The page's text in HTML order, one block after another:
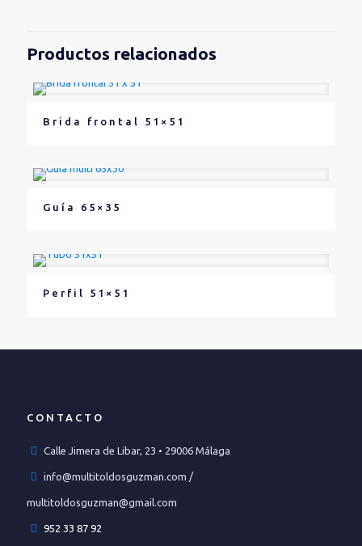
Productos relacionados
Brida frontal 51×51
Guía 65×35
Perfil 51×51
CONTACTO
Calle Jimera de Libar, 23 • 29006 Málaga
info@multitoldosguzman.com /
multitoldosguzman@gmail.com
952 33 87 92